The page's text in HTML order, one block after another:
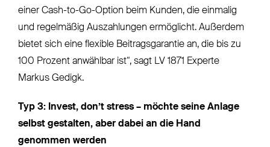
einer Cash-to-Go-Option beim Kunden, die einmalig
und regelmäßig Auszahlungen ermöglicht. Außerdem
bietet sich eine flexible Beitragsgarantie an, die bis zu
100 Prozent anwählbar ist“, sagt LV 1871 Experte
Markus Gedigk.
Typ 3: Invest, don’t stress – möchte seine Anlage
selbst gestalten, aber dabei an die Hand
genommen werden